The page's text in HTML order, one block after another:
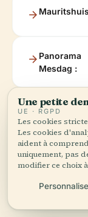
Panorama
Mesdag :
:
Une petite
UE · RGPD
Les cookies
Les cookies
aident à
uniquement, pas
modifier ce choix